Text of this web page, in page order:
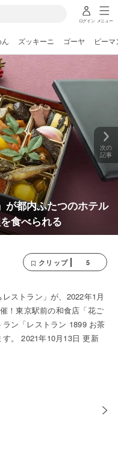
ログイン メニュー
ズッキーニ ゴーヤ ピーマ
が都内ふたつのホテル
食べられる
次の
記事
クリップ 5
ストラン」が、2022年1月
！東京駅前の和食店「花ご
ン「レストラン 1899 お茶
。 2021年10月13日 更新